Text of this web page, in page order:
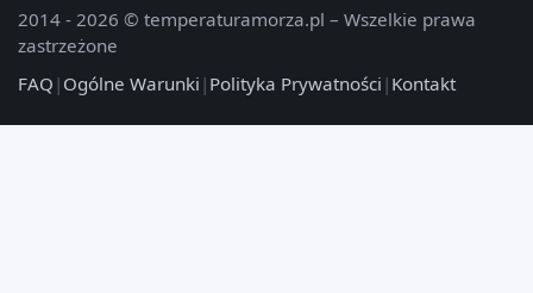
2014 - 2026 © temperaturamorza.pl – Wszelkie prawa
zastrzeżone
FAQ | Ogólne Warunki | Polityka Prywatności | Kontakt